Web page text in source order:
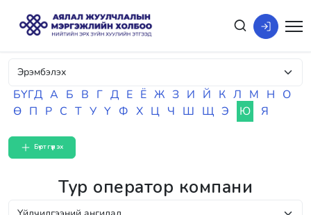
БҮГД А Б В Г Д Е Ё Ж З И Й К Л М Н О
Ө П Р С Т У Ү Ф Х Ц Ч Ш Щ Э Ю Я
Бүртгүүлэх
Тур оператор компани